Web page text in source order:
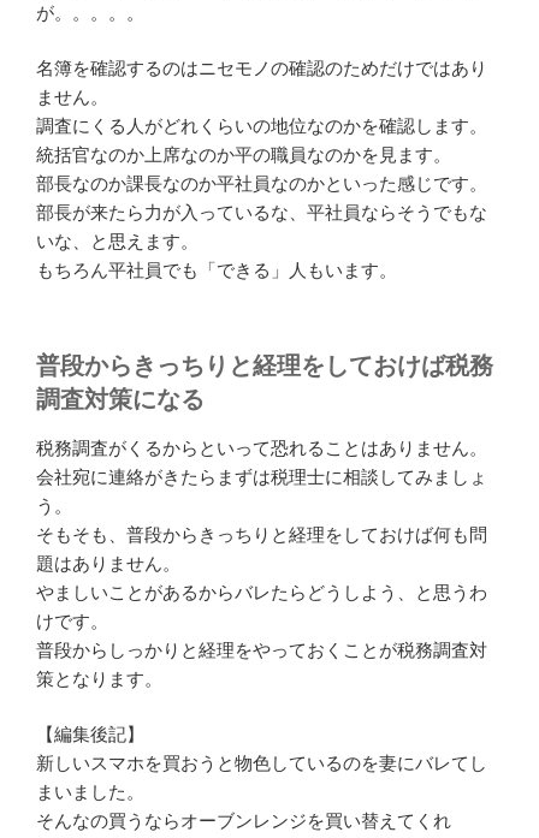
が。。。。。
名簿を確認するのはニセモノの確認のためだけではあり
ません。
調査にくる人がどれくらいの地位なのかを確認します。
統括官なのか上席なのか平の職員なのかを見ます。
部長なのか課長なのか平社員なのかといった感じです。
部長が来たら力が入っているな、平社員ならそうでもな
いな、と思えます。
もちろん平社員でも「できる」人もいます。
普段からきっちりと経理をしておけば税務
調査対策になる
税務調査がくるからといって恐れることはありません。
会社宛に連絡がきたらまずは税理士に相談してみましょ
う。
そもそも、普段からきっちりと経理をしておけば何も問
題はありません。
やましいことがあるからバレたらどうしよう、と思うわ
けです。
普段からしっかりと経理をやっておくことが税務調査対
策となります。
【編集後記】
新しいスマホを買おうと物色しているのを妻にバレてし
まいました。
そんなの買うならオーブンレンジを買い替えてくれ